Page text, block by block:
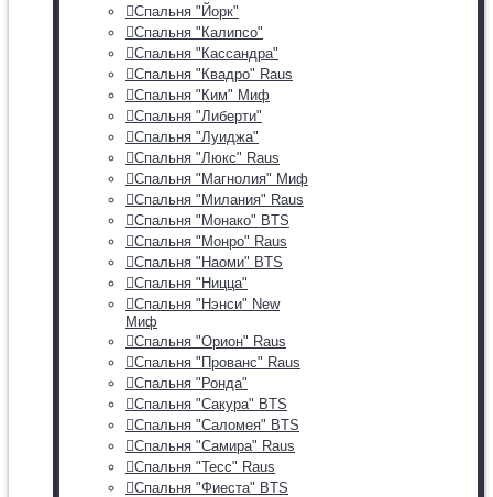
Спальня "Йорк"
Спальня "Калипсо"
Спальня "Кассандра"
Спальня "Квадро" Raus
Спальня "Ким" Миф
Спальня "Либерти"
Спальня "Луиджа"
Спальня "Люкс" Raus
Спальня "Магнолия" Миф
Спальня "Милания" Raus
Спальня "Монако" BTS
Спальня "Монро" Raus
Спальня "Наоми" BTS
Спальня "Ницца"
Спальня "Нэнси" New
Миф
Спальня "Орион" Raus
Спальня "Прованс" Raus
Спальня "Ронда"
Спальня "Сакура" BTS
Спальня "Саломея" BTS
Спальня "Самира" Raus
Спальня "Тесс" Raus
Спальня "Фиеста" BTS